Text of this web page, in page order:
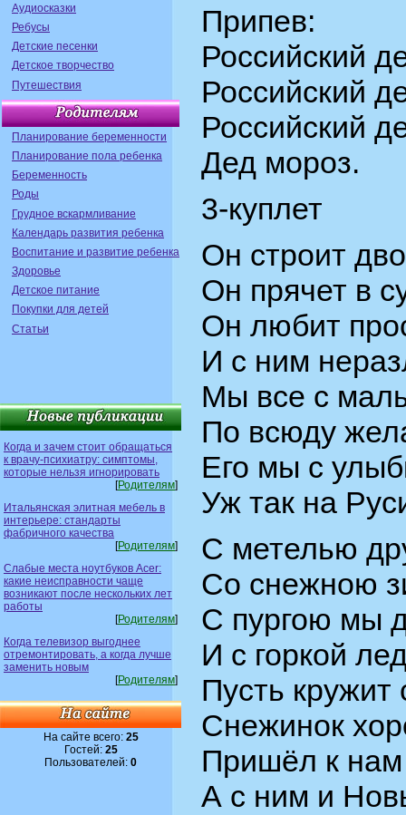
Аудиосказки
Ребусы
Детские песенки
Детское творчество
Путешествия
Планирование беременности
Планирование пола ребенка
Беременность
Роды
Грудное вскармливание
Календарь развития ребенка
Воспитание и развитие ребенка
Здоровье
Детское питание
Покупки для детей
Статьи
Когда и зачем стоит обращаться
к врачу-психиатру: симптомы,
которые нельзя игнорировать
[Родителям]
Итальянская элитная мебель в
интерьере: стандарты
фабричного качества
[Родителям]
Слабые места ноутбуков Acer:
какие неисправности чаще
возникают после нескольких лет
работы
[Родителям]
Когда телевизор выгоднее
отремонтировать, а когда лучше
заменить новым
[Родителям]
На сайте всего: 25
Гостей: 25
Пользователей: 0
Припев:
Российский
Российский
Российский
Дед мороз.
3-куплет
Он строит
Он прячет в
Он любит
И с ним
Мы все с
По всюду
Его мы с
Уж так на
С метелью
Со снежною
С пургою мы
И с горкой
Пусть кружит
Снежинок
Пришёл к
А с ним и